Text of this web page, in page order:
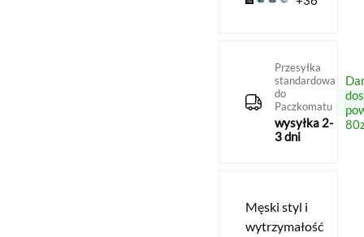
Przesyłka
standardowa
do
Paczkomatu
wysyłka 2-
3 dni
Męski styl i
wytrzymałość